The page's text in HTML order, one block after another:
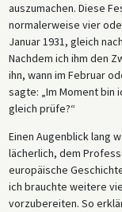
auszumachen. Diese
normalerweise vier
Januar 1931, gleich
Nachdem ich ihm den
ihn, wann im Februar
sagte: „Im Moment bin
gleich prüfe?“
Einen Augenblick lang
lächerlich, dem
europäische
ich brauchte weitere
vorzubereiten. So